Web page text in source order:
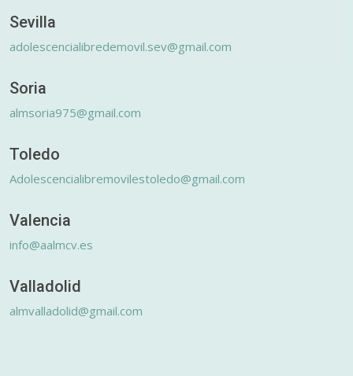
Sevilla
adolescencialibredemovil.sev@gmail.com
Soria
almsoria975@gmail.com
Toledo
Adolescencialibremovilestoledo@gmail.com
Valencia
info@aalmcv.es
Valladolid
almvalladolid@gmail.com